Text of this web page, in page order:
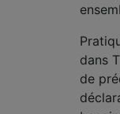
dans
de